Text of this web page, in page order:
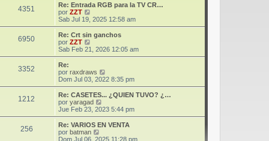
s
e
o
m
e
j
e
ú
t
m
e
j
e
4351
Re: Entrada RGB para la TV CR…
por ZZT
e
r
ú
m
e
s
a
j
e
Sab Jul 19, 2025 12:58 am
6950
Re: Crt sin ganchos
por ZZT
r
l
t
i
m
o
m
e
s
a
Sab Feb 21, 2026 12:05 am
3352
Re:
por raxdraws
e
r
t
m
o
m
Dom Jul 03, 2022 8:35 pm
1212
Re: CASETES... ¿QUIEN TUVO? ¿…
por yaragad
e
r
ú
t
Jue Feb 23, 2023 5:44 pm
256
Re: VARIOS EN VENTA
por batman
e
Dom Jul 06, 2025 11:28 pm